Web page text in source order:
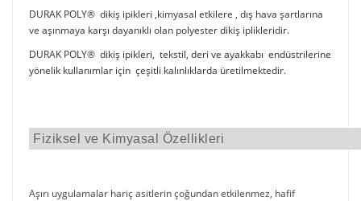
DURAK POLY® dikiş ipikleri ,kimyasal etkilere , dış hava şartlarına
ve aşınmaya karşı dayanıklı olan polyester dikiş iplikleridir.
DURAK POLY® dikiş ipikleri, tekstil, deri ve ayakkabı endüstrilerine
yönelik kullanımlar için çeşitli kalınlıklarda üretilmektedir.
Fiziksel ve Kimyasal Özellikleri
Aşırı uygulamalar hariç asitlerin çoğundan etkilenmez, hafif